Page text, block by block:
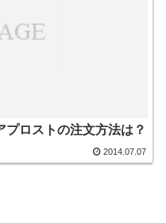
プロストの注文方法は？
2014.07.07